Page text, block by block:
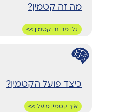
מה זה קטמין?
גלו מה זה קטמין >>
כיצד פועל הקטמין?
איך קטמין פועל >>